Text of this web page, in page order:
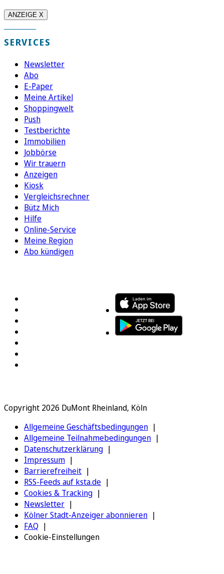
ANZEIGE X
SERVICES
Newsletter
Abo
E-Paper
Meine Artikel
Shoppingwelt
Push
Testberichte
Immobilien
Jobbörse
Wir trauern
Anzeigen
Kiosk
Vergleichsrechner
Bütz Mich
Hilfe
Online-Service
Meine Region
Abo kündigen
Copyright 2026 DuMont Rheinland, Köln
Allgemeine Geschäftsbedingungen
Allgemeine Teilnahmebedingungen
Datenschutzerklärung
Impressum
Barrierefreiheit
RSS-Feeds auf ksta.de
Cookies & Tracking
Newsletter
Kölner Stadt-Anzeiger abonnieren
FAQ
Cookie-Einstellungen